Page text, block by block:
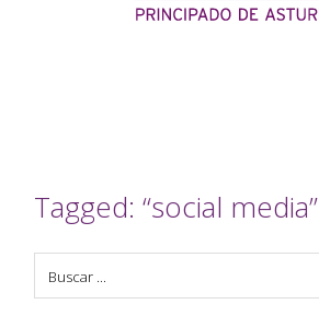
Tagged: “social media”